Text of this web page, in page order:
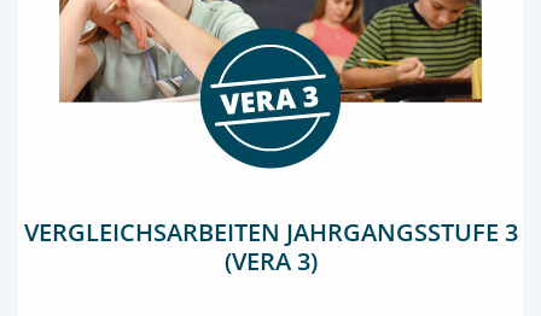
VERGLEICHS­ARBEITEN JAHRGANGSSTUFE 3
(VERA 3)